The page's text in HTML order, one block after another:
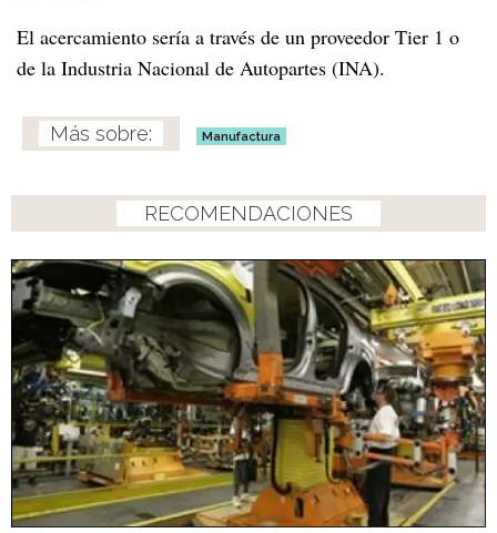
El acercamiento sería a través de un proveedor Tier 1 o
de la Industria Nacional de Autopartes (INA).
Manufactura
RECOMENDACIONES